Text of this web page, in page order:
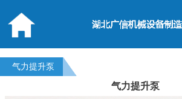
气力提升泵
气力提升泵